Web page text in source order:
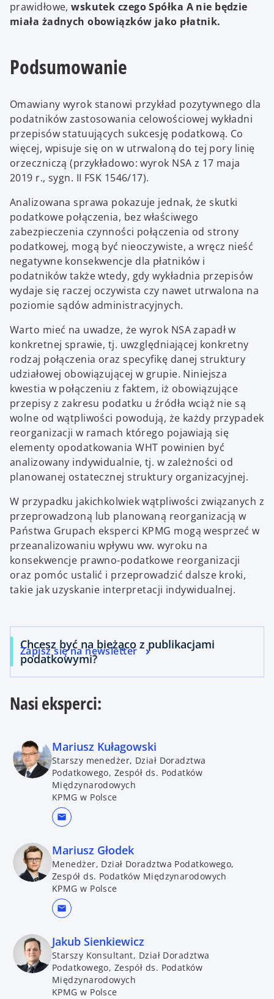
prawidłowe,wskutek czego Spółka A nie będzie
miała żadnych obowiązków jako płatnik.
Podsumowanie
Omawiany wyrok stanowi przykład pozytywnego dla
podatników zastosowania celowościowej wykładni
przepisów statuujących sukcesję podatkową. Co
więcej, wpisuje się on w utrwaloną do tej pory linię
orzeczniczą (przykładowo: wyrok NSA z 17 maja
2019 r., sygn. II FSK 1546/17).
Analizowana sprawa pokazuje jednak, że skutki
podatkowe połączenia, bez właściwego
zabezpieczenia czynności połączenia od strony
podatkowej, mogą być nieoczywiste, a wręcz nieść
negatywne konsekwencje dla płatników i
podatników także wtedy, gdy wykładnia przepisów
wydaje się raczej oczywista czy nawet utrwalona na
poziomie sądów administracyjnych.
Warto mieć na uwadze, że wyrok NSA zapadł w
konkretnej sprawie, tj. uwzględniającej konkretny
rodzaj połączenia oraz specyfikę danej struktury
udziałowej obowiązującej w grupie. Niniejsza
kwestia w połączeniu z faktem, iż obowiązujące
przepisy z zakresu podatku u źródła wciąż nie są
wolne od wątpliwości powodują, że każdy przypadek
reorganizacji w ramach którego pojawiają się
elementy opodatkowania WHT powinien być
analizowany indywidualnie, tj. w zależności od
planowanej ostatecznej struktury organizacyjnej.
W przypadku jakichkolwiek wątpliwości związanych z
przeprowadzoną lub planowaną reorganizacją w
Państwa Grupach eksperci KPMG mogą wesprzeć w
przeanalizowaniu wpływu ww. wyroku na
konsekwencje prawno-podatkowe reorganizacji
oraz pomóc ustalić i przeprowadzić dalsze kroki,
takie jak uzyskanie interpretacji indywidualnej.
Chcesz być na bieżąco z publikacjami
podatkowymi?
Zapisz się na newsletter
Nasi eksperci:
Mariusz Kułagowski
Starszy menedżer, Dział Doradztwa
Podatkowego, Zespół ds. Podatków
Międzynarodowych
KPMG w Polsce
mail
Mariusz Głodek
Menedżer, Dział Doradztwa Podatkowego,
Zespół ds. Podatków Międzynarodowych
KPMG w Polsce
mail
Jakub Sienkiewicz
Starszy Konsultant, Dział Doradztwa
Podatkowego, Zespół ds. Podatków
Międzynarodowych
KPMG w Polsce